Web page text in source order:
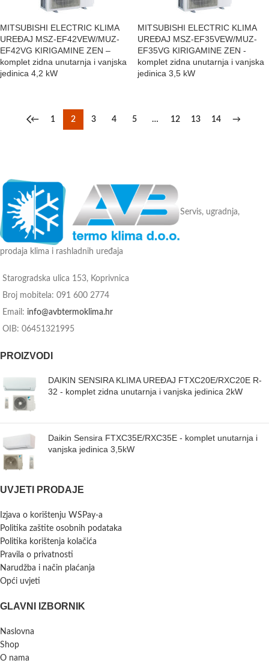
MITSUBISHI ELECTRIC KLIMA
UREĐAJ MSZ-EF42VEW/MUZ-
EF42VG KIRIGAMINE ZEN –
komplet zidna unutarnja i vanjska
jedinica 4,2 kW
MITSUBISHI ELECTRIC KLIMA
UREĐAJ MSZ-EF35VEW/MUZ-
EF35VG KIRIGAMINE ZEN -
komplet zidna unutarnja i vanjska
jedinica 3,5 kW
← 1 2 3 4 5 … 12 13 14 →
Servis, ugradnja,
prodaja klima i rashladnih uređaja
Starogradska ulica 153, Koprivnica
Broj mobitela: 091 600 2774
Email: info@avbtermoklima.hr
OIB: 06451321995
PROIZVODI
DAIKIN SENSIRA KLIMA UREĐAJ FTXC20E/RXC20E R-
32 - komplet zidna unutarnja i vanjska jedinica 2kW
Daikin Sensira FTXC35E/RXC35E - komplet unutarnja i
vanjska jedinica 3,5kW
UVJETI PRODAJE
Izjava o korištenju WSPay-a
Politika zaštite osobnih podataka
Politika korištenja kolačića
Pravila o privatnosti
Narudžba i način plaćanja
Opći uvjeti
GLAVNI IZBORNIK
Naslovna
Shop
O nama